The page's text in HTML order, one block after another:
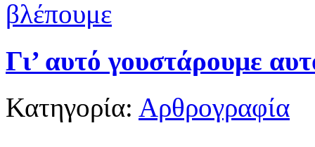
Γι’ αυτό γουστάρουμε
Κατηγορία: Αρθρογραφία